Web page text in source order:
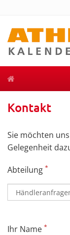
Kontakt
Sie möchten
Gelegenheit
Abteilung *
Ihr Name *